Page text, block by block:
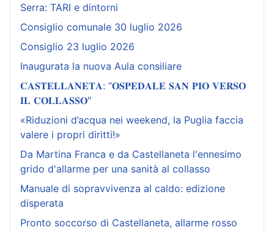
Serra: TARI e dintorni
Consiglio comunale 30 luglio 2026
Consiglio 23 luglio 2026
Inaugurata la nuova Aula consiliare
𝐂𝐀𝐒𝐓𝐄𝐋𝐋𝐀𝐍𝐄𝐓𝐀: “𝐎𝐒𝐏𝐄𝐃𝐀𝐋𝐄 𝐒𝐀𝐍 𝐏𝐈𝐎 𝐕𝐄𝐑𝐒𝐎
𝐈𝐋 𝐂𝐎𝐋𝐋𝐀𝐒𝐒𝐎"
«Riduzioni d’acqua nei weekend, la Puglia faccia
valere i propri diritti!»
Da Martina Franca e da Castellaneta l'ennesimo
grido d'allarme per una sanità al collasso
Manuale di sopravvivenza al caldo: edizione
disperata
Pronto soccorso di Castellaneta, allarme rosso